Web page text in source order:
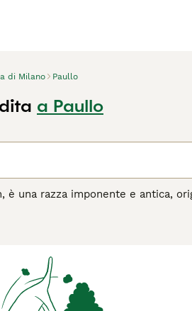
di Milano Paullo
a Paullo
è una razza imponente e antica,
nera. Il Pastore dell'Anatolia
la sua natura. Adatto a
leggi la guida all'acquisto per